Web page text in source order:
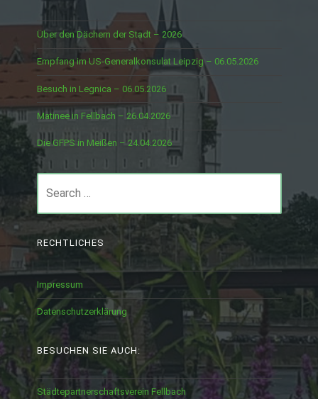
Über den Dächern der Stadt – 2026
Empfang im US-Generalkonsulat Leipzig – 06.05.2026
Besuch in Legnica – 06.05.2026
Matinee in Fellbach – 26.04.2026
Die GFPS in Meißen – 24.04.2026
for:
RECHTLICHES
Impressum
Datenschutzerklärung
BESUCHEN SIE AUCH:
Städtepartnerschaftsverein Fellbach